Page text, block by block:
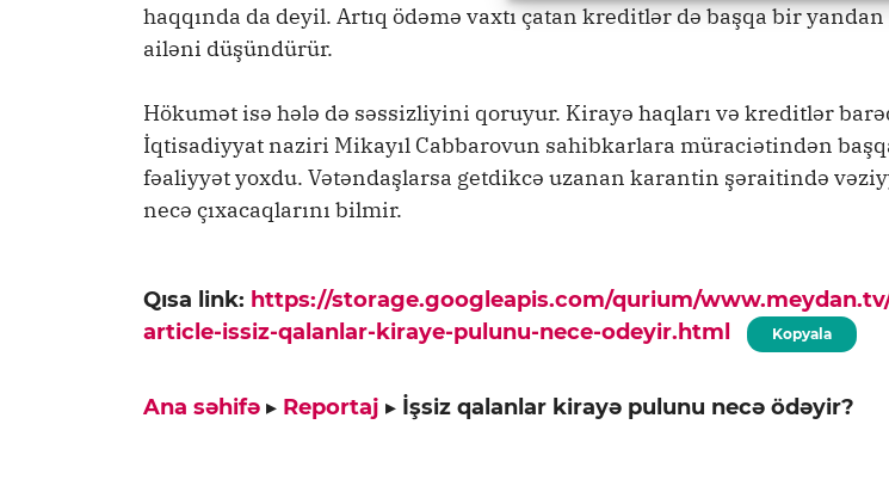
haqqında da deyil. Artıq ödəmə vaxtı çatan kreditlər də başqa bir yandan
ailəni düşündürür.
Hökumət isə hələ də səssizliyini qoruyur. Kirayə haqları və kreditlər
İqtisadiyyat naziri Mikayıl Cabbarovun sahibkarlara müraciətindən
fəaliyyət yoxdu. Vətəndaşlarsa getdikcə uzanan karantin şəraitində
necə çıxacaqlarını bilmir.
Qısa link: https://storage.googleapis.com/qurium/
article-issiz-qalanlar-kiraye-pulunu-nece-odeyir.html
Kopyala
Ana səhifə ▸ Reportaj ▸ İşsiz qalanlar kirayə pulunu necə ödəyir?